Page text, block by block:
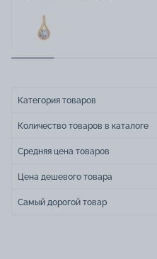
Категория товаров
Количество товаров в каталоге
Средняя цена товаров
Цена дешевого товара
Самый дорогой товар